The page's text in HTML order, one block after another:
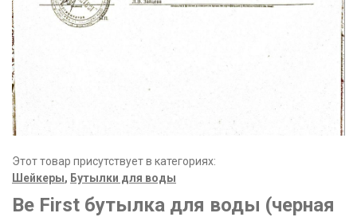
Этот товар присутствует в категориях:
Шейкеры, Бутылки для воды
Be First бутылка для воды (черная